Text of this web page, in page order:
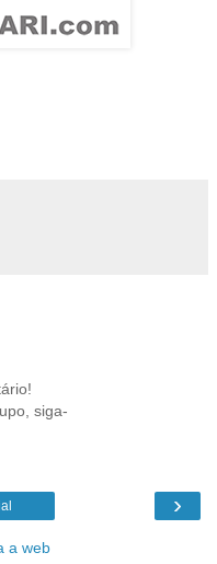
siga-
›
a web